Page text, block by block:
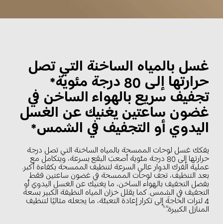
غسل بالمياه الساخنة التي تصل
حرارتها إلى 80 درجة مئوية*
تجفيف سريع بالهواء الساخن في
غضون ساعتين يغنيك عن الغسل
اليدوي أو التجفيف في الشمس*
يفكك غسل لوحات الممسحة بالمياه الساخنة التي تصل درجة
حرارتها إلى 80 درجة مئوية أصعبَ البقع بسرعة، ويتكامل مع
عملية الفرك الدوار عالي السرعة لتنظيف الممسحة بكفاءة أكبر.
بعد التنظيف، تجف لوحات الممسحة في غضون ساعتين فقط
بفضل التجفيف بالهواء الساخن، ما يغنيك عن الغسل اليدوي أو
التجفيف في الشمس. كما يقلل خزان المياه النظيفة الكبير بسعة
4 لترات الحاجةَ إلى تكرار إعادة التعبئة، ما يجعله مثاليًا لتنظيف
المنازل الكبيرة.11,12